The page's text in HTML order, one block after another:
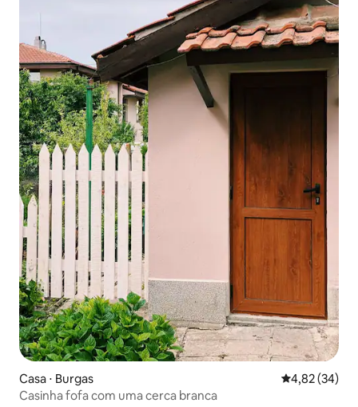
Casa ⋅ Burgas 4,82 de uma
4,82 (34)
Casinha fofa com uma cerca branca